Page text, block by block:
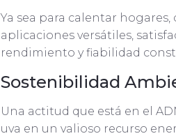
Ya sea para calentar
aplicaciones versátiles,
rendimiento y fiabilidad
Sostenibilidad
Una actitud que está en el
uva en un valioso recurso